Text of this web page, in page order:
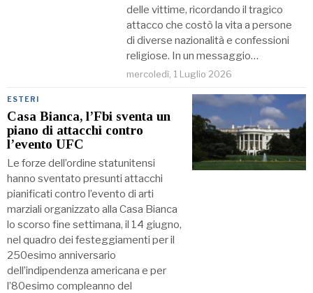
delle vittime, ricordando il tragico
attacco che costò la vita a persone
di diverse nazionalità e confessioni
religiose. In un messaggio…
mercoledì, 1 Luglio 2026
ESTERI
Casa Bianca, l’Fbi sventa un
piano di attacchi contro
l’evento UFC
Le forze dell’ordine statunitensi
hanno sventato presunti attacchi
pianificati contro l’evento di arti
marziali organizzato alla Casa Bianca
lo scorso fine settimana, il 14 giugno,
nel quadro dei festeggiamenti per il
250esimo anniversario
dell’indipendenza americana e per
l’80esimo compleanno del